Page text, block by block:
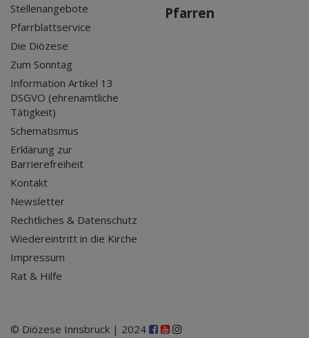
Stellenangebote
Pfarrblattservice
Die Diözese
Zum Sonntag
Information Artikel 13
DSGVO (ehrenamtliche
Tätigkeit)
Schematismus
Erklärung zur
Barrierefreiheit
Kontakt
Newsletter
Rechtliches & Datenschutz
Wiedereintritt in die Kirche
Impressum
Rat & Hilfe
Pfarren
© Diözese Innsbruck | 2024